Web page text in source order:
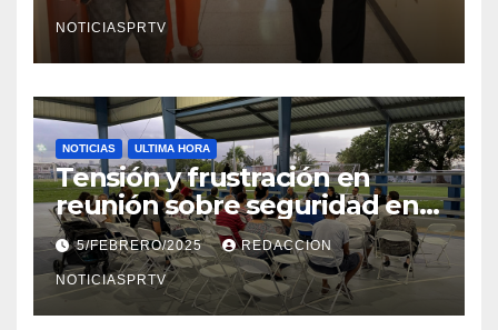
en Mayagüez
NOTICIASPRTV
NOTICIAS ULTIMA HORA
Tensión y frustración en
reunión sobre seguridad en
Reparto Metropolitano
5/FEBRERO/2025 REDACCION
NOTICIASPRTV